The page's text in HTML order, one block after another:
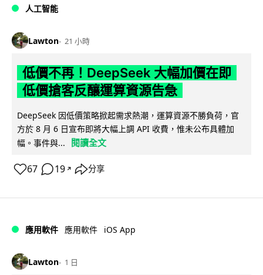
人工智能
Lawton 21 小時
低價不再！DeepSeek 大幅加價在即
低價搶客反釀運算資源告急
DeepSeek 因低價策略掀起需求熱潮，運算資源不勝負荷，官
方於 8 月 6 日宣布即將大幅上調 API 收費，惟未公布具體加
幅。事件與...
閱讀全文
67 19 ↗ 分享
應用軟件 應用軟件 iOS App
Lawton 1 日